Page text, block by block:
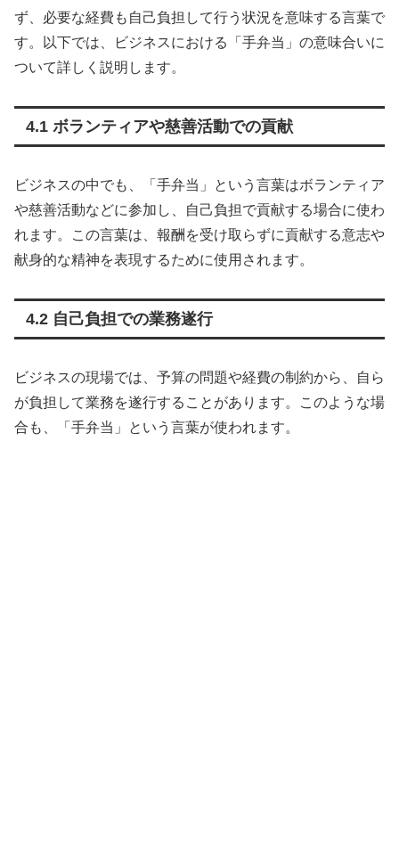
ず、必要な経費も自己負担して行う状況を意味する言葉で
す。以下では、ビジネスにおける「手弁当」の意味合いに
ついて詳しく説明します。
4.1 ボランティアや慈善活動での貢献
ビジネスの中でも、「手弁当」という言葉はボランティア
や慈善活動などに参加し、自己負担で貢献する場合に使わ
れます。この言葉は、報酬を受け取らずに貢献する意志や
献身的な精神を表現するために使用されます。
4.2 自己負担での業務遂行
ビジネスの現場では、予算の問題や経費の制約から、自ら
が負担して業務を遂行することがあります。このような場
合も、「手弁当」という言葉が使われます。